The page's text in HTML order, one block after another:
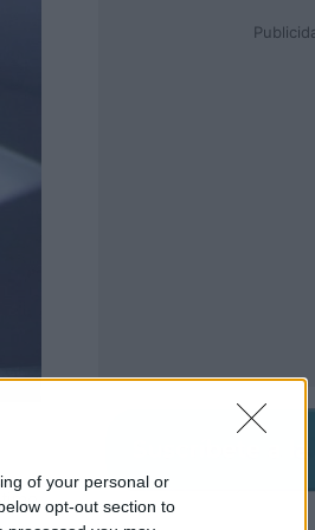
of your personal or
opt-out section to